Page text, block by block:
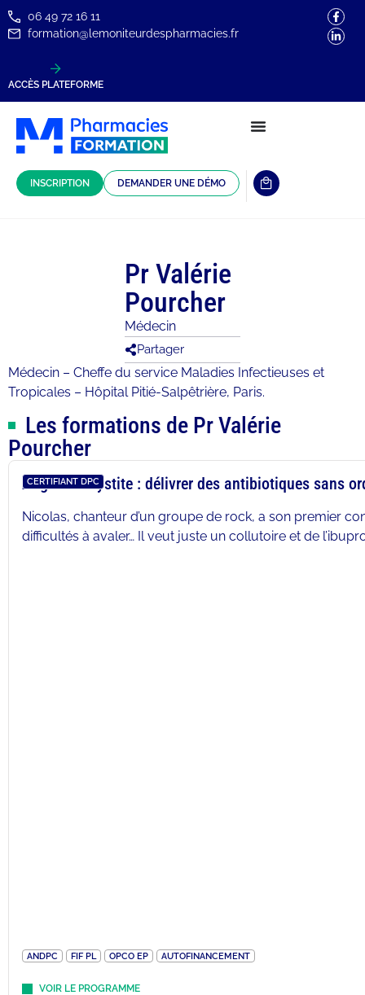
06 49 72 16 11
formation@lemoniteurdespharmacies.fr
ACCÈS PLATEFORME
INSCRIPTION DEMANDER UNE DÉMO
Pr Valérie
Pourcher
Médecin
Partager
Médecin – Cheffe du service Maladies Infectieuses et
Tropicales – Hôpital Pitié-Salpêtrière, Paris.
Les formations de Pr Valérie
Pourcher
CERTIFIANT DPC
Angine et Cystite : délivrer des antibiotiques sans
Nicolas, chanteur d’un groupe de rock, a son premier
difficultés à avaler… Il veut juste un collutoire et de
ANDPC FIF PL OPCO EP AUTOFINANCEMENT
VOIR LE PROGRAMME